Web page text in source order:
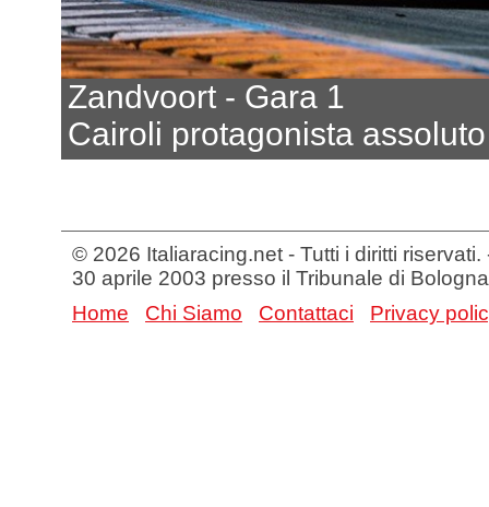
Zandvoort - Gara 1
Cairoli protagonista assoluto
© 2026 Italiaracing.net - Tutti i diritti
30 aprile 2003 presso il Tribunale di Bologna
Home
Chi Siamo Contattaci Privacy